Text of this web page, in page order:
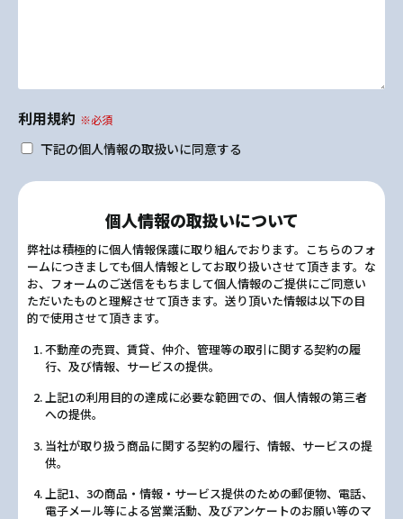
利用規約 ※必須
下記の個人情報の取扱いに同意する
個人情報の取扱いについて
弊社は積極的に個人情報保護に取り組んでおります。こちらのフォ
ームにつきましても個人情報としてお取り扱いさせて頂きます。な
お、フォームのご送信をもちまして個人情報のご提供にご同意い
ただいたものと理解させて頂きます。送り頂いた情報は以下の目
的で使用させて頂きます。
不動産の売買、賃貸、仲介、管理等の取引に関する契約の履
行、及び情報、サービスの提供。
上記1の利用目的の達成に必要な範囲での、個人情報の第三者
への提供。
当社が取り扱う商品に関する契約の履行、情報、サービスの提
供。
上記1、3の商品・情報・サービス提供のための郵便物、電話、
電子メール等による営業活動、及びアンケートのお願い等のマ